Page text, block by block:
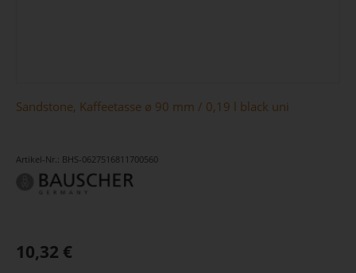
Sandstone, Kaffeetasse ø 90 mm / 0,19 l black uni
Artikel-Nr.: BHS-0627516811700560
10,32 €